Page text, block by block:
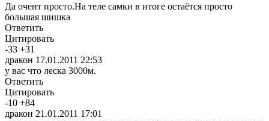
Да очент просто.На теле самки в итоге остаётся просто
большая шишка
Ответить
Цитировать
-33 +31
дракон 17.01.2011 22:53
у вас что леска 3000м.
Ответить
Цитировать
-10 +84
дракон 21.01.2011 17:01